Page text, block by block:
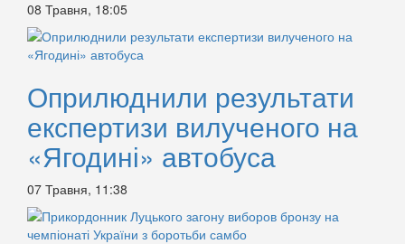
08 Травня, 18:05
Оприлюднили результати
експертизи вилученого на
«Ягодині» автобуса
07 Травня, 11:38